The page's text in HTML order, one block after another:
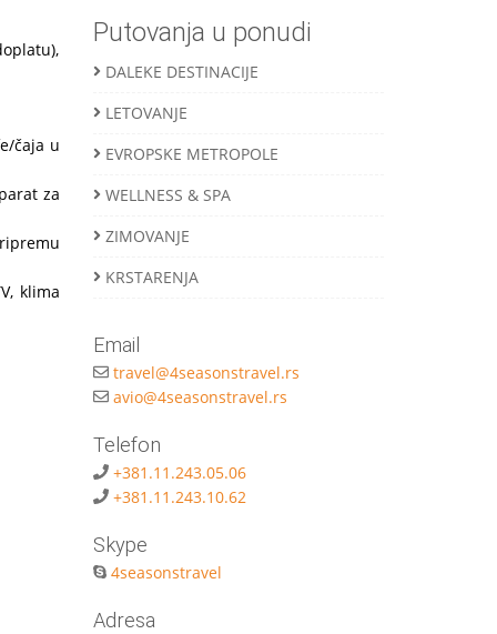
čaja u
za
klima
Putovanja u ponudi
DALEKE DESTINACIJE
LETOVANJE
EVROPSKE METROPOLE
WELLNESS & SPA
ZIMOVANJE
KRSTARENJA
Email
travel@4seasonstravel.rs
avio@4seasonstravel.rs
Telefon
+381.11.243.05.06
+381.11.243.10.62
Skype
4seasonstravel
Adresa